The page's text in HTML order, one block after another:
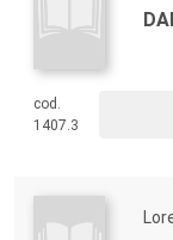
cod.
1407.3